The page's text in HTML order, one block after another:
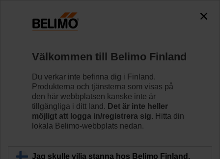
R7040R-B3/NRF24A-S2
Läs mer
Tillbaka till produktkategori
Välkommen till Belimo Finland
Du verkar inte befinna dig i Finland.
Produkterna och tjänsterna som visas på
den här webbplatsen kanske inte är
tillgängliga i ditt land. Det är inte heller
möjligt att logga in/registrera sig. Hitta din
lokala Belimo-webbplats nedan.
Jag skulle vilja stanna hos Belimo Finland.